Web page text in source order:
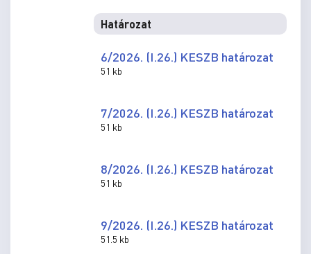
Határozat
6/2026. (I.26.) KESZB határozat
51 kb
7/2026. (I.26.) KESZB határozat
51 kb
8/2026. (I.26.) KESZB határozat
51 kb
9/2026. (I.26.) KESZB határozat
51.5 kb